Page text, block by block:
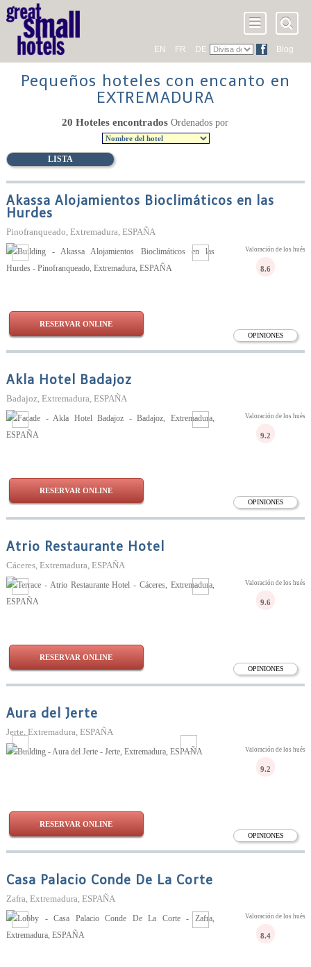
EN FR DE Blog
Pequeños hoteles con encanto en
EXTREMADURA
LISTA
20 Hoteles encontrados Ordenados por
Akassa Alojamientos Bioclimáticos en las
Hurdes
Pinofranqueado, Extremadura, ESPAÑA
OPINIONES
Valoración de los
8.6
RESERVAR ONLINE
Akla Hotel Badajoz
Badajoz, Extremadura, ESPAÑA
OPINIONES
Valoración de los
9.2
RESERVAR ONLINE
Atrio Restaurante Hotel
Cáceres, Extremadura, ESPAÑA
OPINIONES
Valoración de los
9.6
RESERVAR ONLINE
Aura del Jerte
Jerte, Extremadura, ESPAÑA
OPINIONES
Valoración de los
9.2
RESERVAR ONLINE
Casa Palacio Conde De La Corte
Zafra, Extremadura, ESPAÑA
Valoración de los
8.4